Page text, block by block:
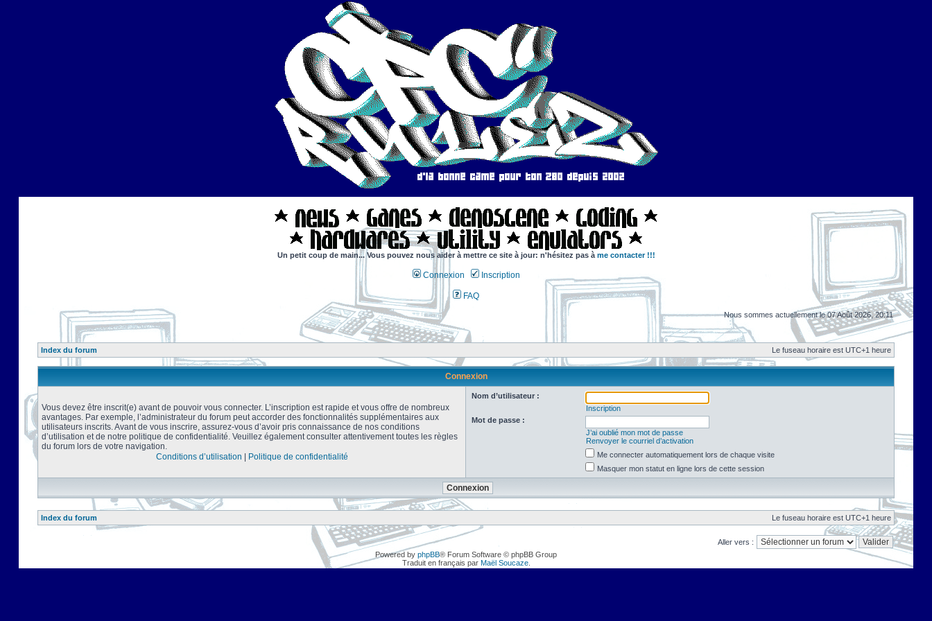
Un petit coup de main... Vous pouvez nous aider à mettre ce site à jour: n'hésitez pas à me contacter !!!
Connexion Inscription
FAQ
Nous sommes actuellement le 07 Août 2026, 20:11
Index du forum Le fuseau horaire est UTC+1 heure
Connexion
Vous devez être inscrit(e) avant de pouvoir vous connecter. L’inscription est rapide et vous offre de nombreux
avantages. Par exemple, l’administrateur du forum peut accorder des fonctionnalités supplémentaires aux
utilisateurs inscrits. Avant de vous inscrire, assurez-vous d’avoir pris connaissance de nos conditions
d’utilisation et de notre politique de confidentialité. Veuillez également consulter attentivement toutes les règles
du forum lors de votre navigation.
Conditions d’utilisation
Politique de confidentialité
Nom d’utilisateur :
Inscription
Mot de passe :
J’ai oublié mon mot de passe
Renvoyer le courriel d’activation
Me connecter automatiquement lors de chaque visite
Masquer mon statut en ligne lors de cette session
Index du forum Le fuseau horaire est UTC+1 heure
Aller vers :
Powered by phpBB® Forum Software © phpBB Group
Traduit en français par Maël Soucaze.